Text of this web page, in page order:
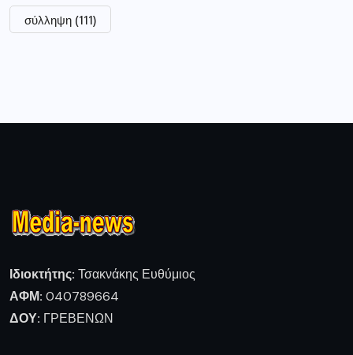
σύλληψη (111)
Ιδιοκτήτης: Τσακνάκης Ευθύμιος
ΑΦΜ: 040789664
ΔΟΥ: ΓΡΕΒΕΝΩΝ